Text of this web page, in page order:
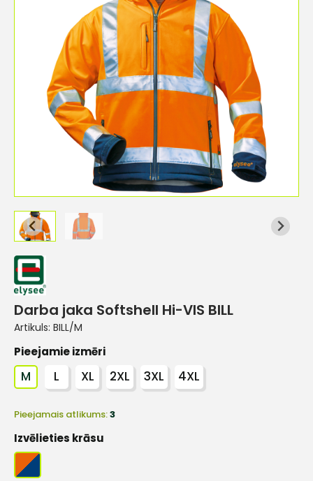
Darba jaka Softshell Hi-VIS BILL
Artikuls: BILL/M
Pieejamie izmēri
M L XL 2XL 3XL 4XL
Pieejamais atlikums:3
Izvēlieties krāsu